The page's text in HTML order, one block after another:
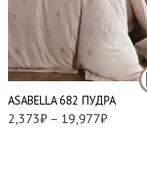
АSABELLA 682 ПУДРА
2,373₽ – 19,977₽
Наволочки 50х70 см
- 2 шт
Наволочки 70х70 см
- 2 шт